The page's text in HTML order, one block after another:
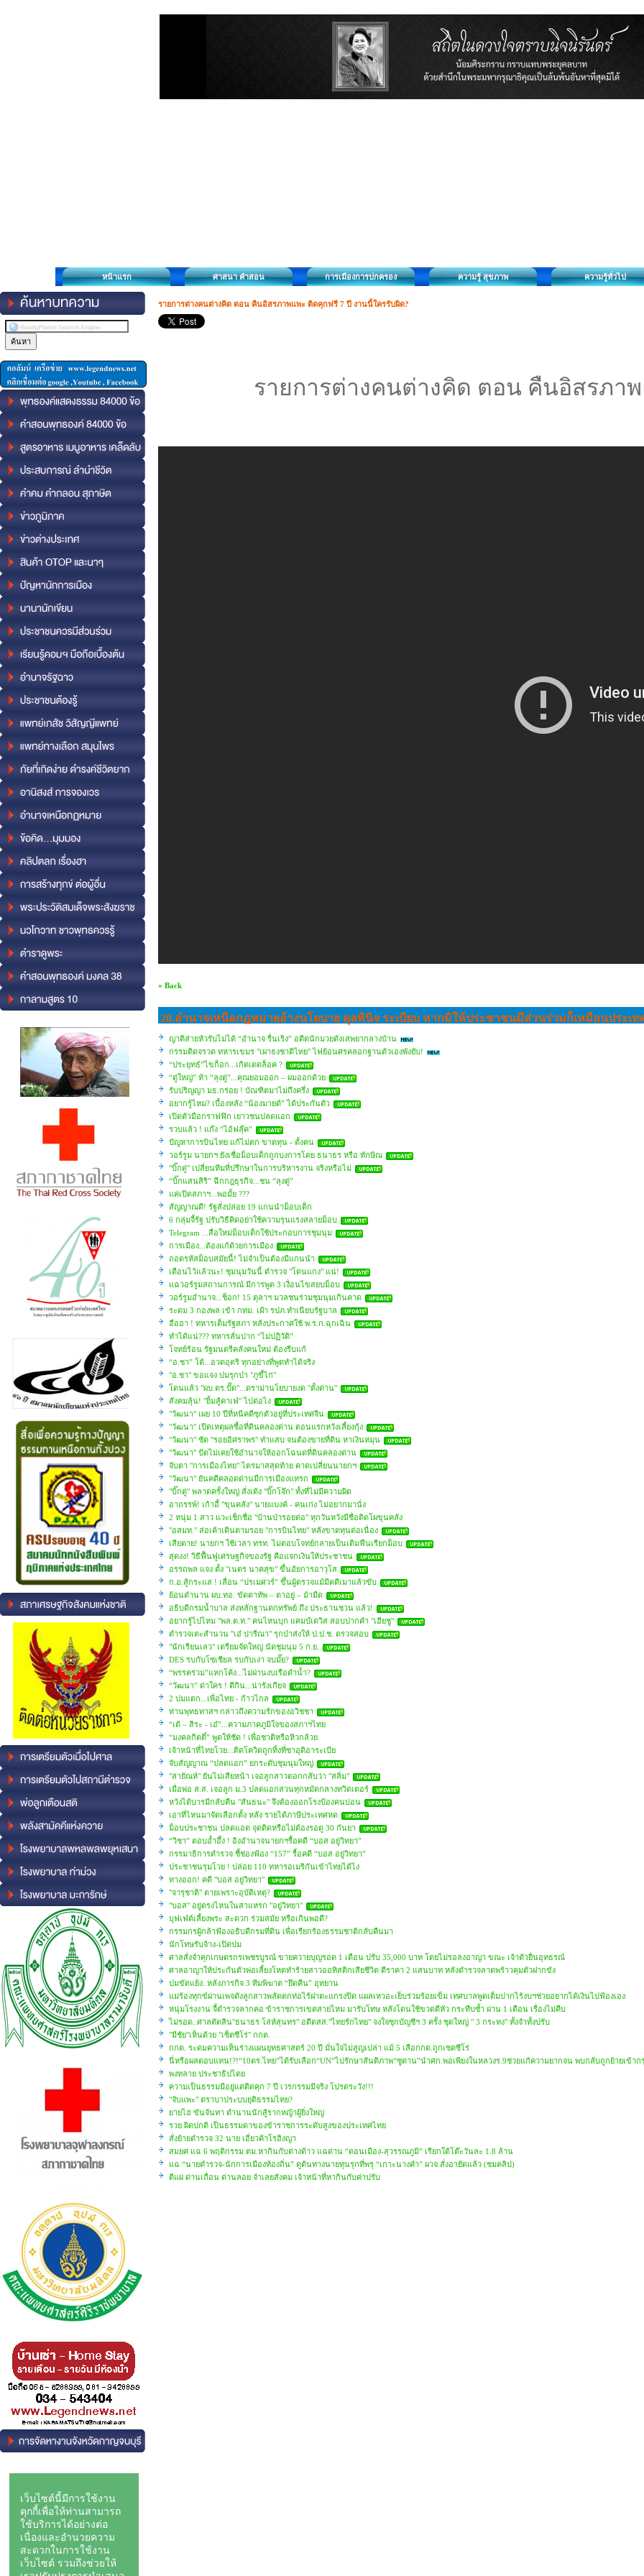
หน้าแรก ศาสนา คำสอน การเมืองการปกครอง ความรู้ สุขภาพ ความรู้ทั่วไป
รายการต่างคนต่างคิด ตอน คืนอิสรภาพแพะ ติดคุกฟรี 7 ปี งานนี้ใครรับผิด?
รายการต่างคนต่างคิด ตอน คืนอิสรภา
« Back
20.อํานาจเหนือกฎหมายอ้างนโยบาย ดุลพินิจ ระเบียบ หากมิให้ประชาชนมีส่วนร่วมก็เหมือนประเท
ญาติส่ายหัวรับไม่ได้ “อำนาจ รื่นเริง” อดีตนักมวยดังเสพยากลางบ้าน
กรรมติดจรวด ทหารเขมร "เผาธงชาติไทย" ไฟย้อนศรคลอกฐานตัวเองพังยับ!
“ประยุทธ์”ไขก็อก...เกิดเดดล็อค ?
“ตู่ใหญ่” ท้า “ลุงตู่”...คุณยอมออก – ผมออกด้วย
รับปริญญา มธ.กร่อย ! บัณฑิตมาไม่ถึงครึ่ง
อยากรู้ไหม? เบื้องหลัง “น้องมายด์” ได้ประกันตัว
เปิดตัวมือกราฟฟิก เยาวชนปลดแอก
รวบแล้ว ! แก๊ง “ไอ้ฟลุ๊ค”
ปัญหาการบินไทย แก้ไม่ตก ขาดทุน - ตั้งคน
วอร์รูม นายกฯ ยังเชื่อม็อบเด็กถูกบงการโดย ธนาธร หรือ ทักษิณ
"บิ๊กตู่" เปลี่ยนทีมที่ปรึกษาในการบริหารงาน จริงหรือไม่
“บิ๊กแสนสิริ” ฉีกกฎธุรกิจ...ชน “ลุงตู่”
แค่เปิดสภาฯ...พอมั้ย ???
สัญญาณดี! รัฐสั่งปล่อย 19 แกนนำม็อบเด็ก
6 กลุ่มจี้รัฐ ปรับวิธีคิดอย่าใช้ความรุนแรงสลายม็อบ
Telegram ...สื่อใหม่ม็อบเด็กใช้ประกอบการชุมนุม
การเมือง...ต้องแก้ด้วยการเมือง
ถอดรหัสม็อบสมัยนี้! ไม่จำเป็นต้องมีแกนนำ
เตือนไว้แล้วนะ! ชุมนุมวันนี้ ตำรวจ "โดนแกง" แน่!
แฉวอร์รูมสถานการณ์ มีการพูด 3 เงื่อนไขสยบม็อบ
วอร์รูมอำนาจ...ช็อก! 15 ตุลาฯ มวลชนร่วมชุมนุมเกินคาด
ระดม 3 กองพล เข้า กทม. เฝ้า รปภ.ทำเนียบรัฐบาล
ฮือฮา ! ทหารเต็มรัฐสภา หลังประกาศใช้ พ.ร.ก.ฉุกเฉิน
ทำได้แน่??? ทหารลั่นปาก “ไม่ปฏิวัติ”
โจทย์ร้อน รัฐมนตรีคลังคนใหม่ ต้องรีบแก้
“อ.ชา” โต้...อวดอุตริ ทุกอย่างที่พูดทำได้จริง
"อ.ชา" ขอแจง ปมรุกป่า "ภูขี้ไก่"
โดนแล้ว "ผบ.ตร.ปั๊ด"...ดราม่านโยบายงด "ตั้งด่าน"
สังคมลุ้น! "ยิ้มสู้คาเฟ่" ไปต่อไง
"วัฒนา" เผย 10 ปีที่หนีคดีซุกตัวอยู่ที่ประเทศจีน
"วัฒนา" เปิดเหตุผลซื้อที่ดินคลองด่าน ตอนแรกหวังเลี้ยงกุ้ง
"วัฒนา" ซัด "รอยอิศราพร" ทำแสบ จนต้องขายที่ดิน หาเงินหมุน
"วัฒนา" ปัดไม่เคยใช้อำนาจให้ออกโฉนดที่ดินคลองด่าน
จับตา "การเมืองไทย" ไตรมาสสุดท้าย คาดเปลี่ยนนายกฯ
"วัฒนา" ยันคดีคลอดด่านมีการเมืองแทรก
"บิ๊กตู่" พลาดครั้งใหญ่ สั่งเด้ง "บิ๊กโจ๊ก" ทั้งที่ไม่มีความผิด
อาถรรพ์! เก้าอี้ "ขุนคลัง" นายแบงค์ - คนเก่ง ไม่อยากมานั่ง
2 หนุ่ม 1 สาว แวะเช็กชื่อ "บ้านป่ารอยต่อ" ทุกวันหวังมีชื่อติดโผขุนคลัง
"อสมท." ส่อเค้าเดินตามรอย "การบินไทย" หลังขาดทุนต่อเนื่อง
เสียดาย! นายกฯ ใช้เวลา ทรท. ไม่ตอบโจทย์กลายเป็นเติมฟืนเรียกม็อบ
สุดงง! วิธีฟื้นฟูเศรษฐกิจของรัฐ คือแจกเงินให้ประชาชน
อรรถพล แจง ตั้ง "เนตร นาคสุข" ขึ้นอัยการอาวุโส
ก.อ.สู้กระแส ! เลื่อน “ปรเมศวร์” ขึ้นผู้ตรวจแม้มีคดีเมาแล้วขับ
ย้อนตำนาน ผบ.ทอ. ขัดตาทัพ – ตาอยู่ – ม้ามืด
อธิบดีกรมน้ำบาล ส่งหลักฐานตกทรัพย์ ถึง ประธานชวน แล้ว!
อยากรู้ไปไหม "พล.ต.ท." คนไหนบุก แคมป์เดวิส สอบปากคำ "เฮียชู"
ตำรวจเตะสำนวน "เอ๋ ปารีณา" รุกป่าส่งให้ ป.ป.ช. ตรวจสอบ
"นักเรียนเลว" เตรียมจัดใหญ่ นัดชุมนุม 5 ก.ย.
DES รบกับโซเชียล รบกับเงา จบมั๊ย?
“พรรคร่วม”แหกโค้ง...ไม่ผ่านงบเรือดำน้ำ?
“วัฒนา” ด่าใคร ! ตีกิน...น่ารังเกียจ
2 ปมแตก...เพื่อไทย - ก้าวไกล
ท่านพุทธทาสฯ กล่าวถึงความรักของอวิชชา
“เต้ – สิระ - เอ๋”...ความภาคภูมิใจของสภาฯไทย
“มงคลกิตติ์” พูดให้ชัด ! เพื่อชาติหรือหิวกล้วย
เจ้าหน้าที่ไทยโวย...ติดโควิดถูกทิ้งที่ซาอุดิอาระเบีย
จับสัญญาณ “ปลดแอก” ยกระดับชุมนุมใหญ่
"สายัณห์" ยันไม่เสียหน้า เจอลูกสาวตอกกลับว่า "สลิ่ม"
เมื่อพ่อ ส.ส. เจอลูก ม.3 ปลดแอกสวนทุกหมัดกลางทวิตเตอร์
หวังได้บารมีกลับคืน "สันธนะ" จึงต้องออกโรงป้องคนบ่อน
เอาที่ไหนมาจัดเลือกตั้ง หลัง รายได้ภาษีประเทศหด
ม็อบประชาชน ปลดแอด จุดติดหรือไม่ต้องรอดู 30 กันยา
“วิชา” ตอบอ้ำอึ้ง ! อิงอำนาจนายกฯรื้อคดี “บอส อยู่วิทยา”
กรรมาธิการตำรวจ ชี้ช่องฟ้อง “157” รื้อคดี “บอส อยู่วิทยา”
ประชาชนรุมโวย ! ปล่อย 110 ทหารอเมริกันเข้าไทยได้ไง
ทางออก! คดี "บอส อยู่วิทยา"
"จารุชาติ" ตายเพราะอุบัติเหตุ?
"บอส" อยู่ตรงไหนในสาแหรก "อยู่วิทยา"
บุฟเฟ่ต์เลี้ยงพระ สะดวก ร่วมสมัย หรือเกินพอดี?
กรรมกรผู้กล้าฟ้องอธิบดีกรมที่ดิน เพื่อเรียกร้องธรรมชาติกลับคืนมา
นักโทษรับจ้าง-เปิดปม
ศาลสั่งจำคุกเกษตรกรเพชรบูรณ์ ขายควายบุญรอด 1 เดือน ปรับ 35,000 บาท โดยไม่รอลงอาญา ขณะ เจ้าตัวยื่นอุทธรณ์
ศาลอาญาให้ประกันตัวพ่อเลี้ยงโหดทำร้ายสาวออทิสติกเสียชีวิต ตีราคา 2 แสนบาท หลังตำรวจลาดพร้าวคุมตัวฝากขัง
ปมขัดแย้ง..หลังภารกิจ 3 ทีมพิฆาต “ยึดคืน” อุทยาน
แม่ร้องทุกข์ผ่านเพจดังลูกสาวพลัดตกท่อไร้ฝาตะแกรงปิด แผลเหวอะเย็บร่วมร้อยเข็ม เทศบาลพูดเต็มปากไร้งบฯช่วยอยากได้เงินไปฟ้องเอง
หนุ่มโรงงาน จี้ตำรวจลากคอ ข้าราชการเขตสายไหม มารับโทษ หลังโดนใช้ขวดตีหัว กระทืบซ้ำ ผ่าน 1 เดือน เรื่องไม่คืบ
ไม่รอด..ศาลตัดสิน"ธนาธร โล่ห์สุนทร" อดีตสส."ไทยรักไทย" จงใจซุกบัญชีฯ 3 ครั้ง ชุดใหญ่ " 3 กระทง" ทั้งจำทั้งปรับ
"มีชัย"เห็นด้วย "เซ็ตซีโร่" กกต.
กกต. ระดมความเห็นร่างแผนยุทธศาสตร์ 20 ปี มั่นใจไม่สูญเปล่า แม้ 5 เสือกกต.ถูกเซตซีโร่
นี่หรือผลตอบแทน!?!“10ตร.ไทย”ได้รับเลือก“UN”ไปรักษาสันติภาพ“ซูดาน”นำศก.พอเพียงในหลวงร.9ช่วยแก้ความยากจน พบกลับถูกย้ายเข้าก
พงทลาย ประชาธิปไตย
ความเป็นธรรมมีอยู่แต่ติดคุก 7 ปี เวรกรรมมีจริง โปรดระวัง!!!
"จับแพะ" ตราบาประบบยุติธรรมไทย?
ยายไฮ ขันจันทา ตำนานนักสู้รากหญ้าผู้ยิ่งใหญ่
รวย ผิดปกติ เป็นธรรมดาของข้าราชการระดับสูงของประเทศไทย
สั่งย้ายตำรวจ 32 นาย เอี่ยวค้าโรฮิงญา
สมยศ แฉ 6 พฤติกรรม ตม.หากินกับต่างด้าว แฉด่าน “ดอนเมือง-สุวรรณภูมิ” เรียกใต้โต๊ะวันละ 1.8 ล้าน
แฉ “นายตำรวจ-นักการเมืองท้องถิ่น” ดูต้นทางนายทุนรุกที่พรุ “เกาะนางคำ” ผวจ.สั่งอายัดแล้ว (ชมคลิป)
ตีแผ่ ด่านเถื่อน ด่านลอย จำเลยสังคม เจ้าหน้าที่หากินกับค่าปรับ